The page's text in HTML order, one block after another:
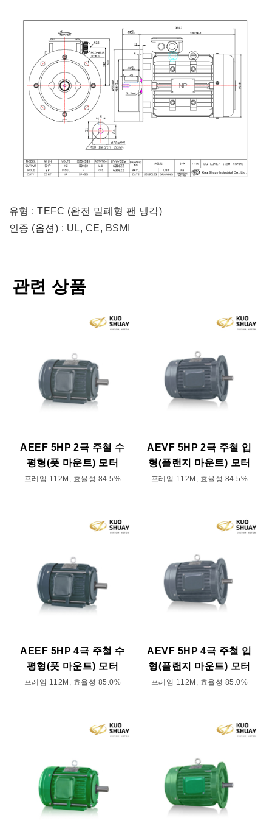
유형 : TEFC (완전 밀폐형 팬 냉각)
인증 (옵션) : UL, CE, BSMI
관련 상품
AEEF 5HP 2극 주철 수
평형(풋 마운트) 모터
프레임 112M, 효율성 84.5%
AEVF 5HP 2극 주철 입
형(플랜지 마운트) 모터
프레임 112M, 효율성 84.5%
AEEF 5HP 4극 주철 수
평형(풋 마운트) 모터
프레임 112M, 효율성 85.0%
AEVF 5HP 4극 주철 입
형(플랜지 마운트) 모터
프레임 112M, 효율성 85.0%